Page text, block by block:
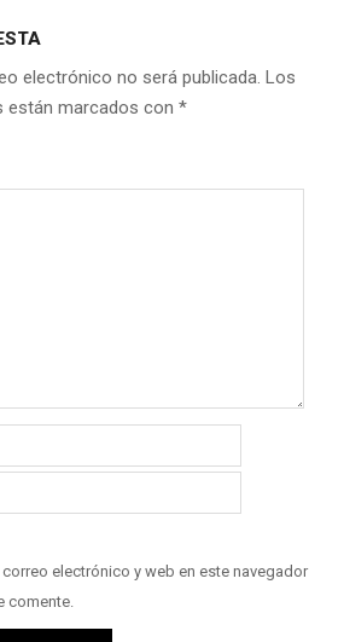
electrónico no será publicada. Los
están marcados con *
electrónico y web en este navegador
comente.